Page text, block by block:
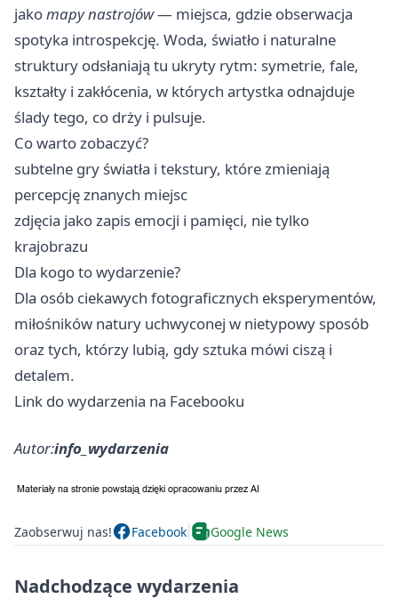
jakomapy nastrojów— miejsca, gdzie obserwacja
spotyka introspekcję. Woda, światło i naturalne
struktury odsłaniają tu ukryty rytm: symetrie, fale,
kształty i zakłócenia, w których artystka odnajduje
ślady tego, co drży i pulsuje.
Co warto zobaczyć?
subtelne gry światła i tekstury, które zmieniają
percepcję znanych miejsc
zdjęcia jako zapis emocji i pamięci, nie tylko
krajobrazu
Dla kogo to wydarzenie?
Dla osób ciekawych fotograficznych eksperymentów,
miłośników natury uchwyconej w nietypowy sposób
oraz tych, którzy lubią, gdy sztuka mówi ciszą i
detalem.
Link do wydarzenia na Facebooku
Autor:info_wydarzenia
Zaobserwuj nas! Facebook Google News
Nadchodzące wydarzenia